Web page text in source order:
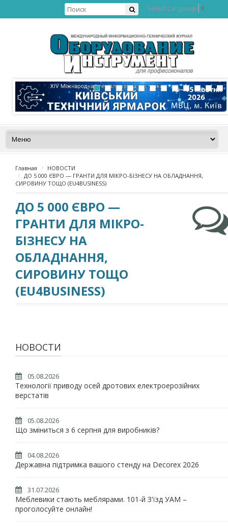
Select Language ▼
Главная
НОВОСТИ
ДО 5 000 ЄВРО — ГРАНТИ ДЛЯ МІКРО-БІЗНЕСУ НА ОБЛАДНАННЯ,
СИРОВИНУ ТОЩО (EU4BUSINESS)
ДО 5 000 ЄВРО —
ГРАНТИ ДЛЯ МІКРО-
БІЗНЕСУ НА
ОБЛАДНАННЯ,
СИРОВИНУ ТОЩО
(EU4BUSINESS)
НОВОСТИ
05.08.2026
Технології приводу осей дротових електроерозійних
верстатів
05.08.2026
Що зміниться з 6 серпня для виробників?
04.08.2026
Державна підтримка вашого стенду на Decorex 2026
31.07.2026
Меблевики стають меблярами. 101-й З'їзд УАМ –
проголосуйте онлайн!